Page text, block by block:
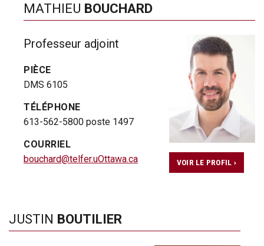
MATHIEU BOUCHARD
Professeur adjoint
PIÈCE
DMS 6105
TÉLÉPHONE
613-562-5800 poste 1497
COURRIEL
bouchard@telfer.uOttawa.ca
VOIR LE PROFIL ›
JUSTIN BOUTILIER